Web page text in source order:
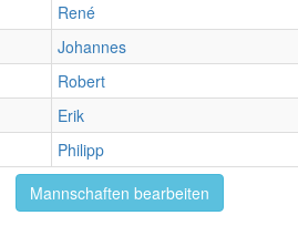
René
Johannes
Robert
Erik
Philipp
Mannschaften bearbeiten